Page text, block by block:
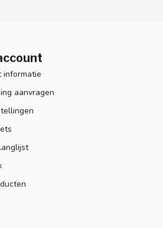
informatie
aanvragen